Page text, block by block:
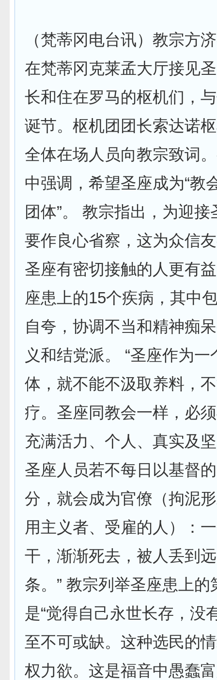
（梵蒂冈电台讯）教宗方
在梵蒂冈克莱孟大厅接见
长和住在罗马的枢机们，
诞节。枢机团团长索达诺
全体在场人员向教宗致词
中强调，希望圣座成为“教
团体”。 教宗指出，为迎
要作良心省察，这为众信
圣座有密切接触的人更有
座患上的15个疾病，其中
自夸，协调不当和精神痴
义和结党派。 “圣座作为
体，就不能不汲取养料，
疗。圣座同教会一样，必
充满活力、个人、真实及
圣座人员若不每日以基督
分，就会成为官僚（拘泥
用主义者、受雇的人）：
干，渐渐死去，被人丢到
条。” 教宗列举圣座患上的
是“觉得自己永世长存，没
至不可或缺。这种选民的
权力欲。这是福音中愚蠢